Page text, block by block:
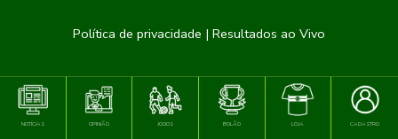
NOTÍCIAS OPINIÃO JOGOS BOLÃO LOJA CADASTRO
Política de privacidade | Resultados ao Vivo